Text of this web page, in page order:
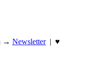
→ Newsletter| ♥